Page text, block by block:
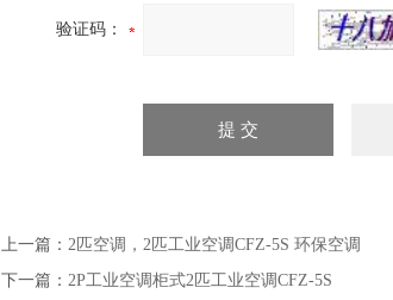
验证码：
上一篇： 2匹空调，2匹工业空调CFZ-5S 环保空调
下一篇： 2P工业空调柜式2匹工业空调CFZ-5S